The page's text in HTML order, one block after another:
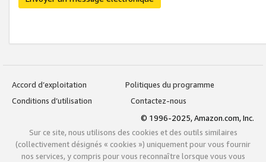
Accord d’exploitation
Politiques du programme
Conditions d’utilisation
Contactez-nous
© 1996-2025, Amazon.com, Inc.
Sur ce site, nous utilisons des cookies et des outils similaires
(collectivement désignés « cookies ») uniquement pour vous fournir
nos services, y compris pour vous reconnaître lorsque vous vous